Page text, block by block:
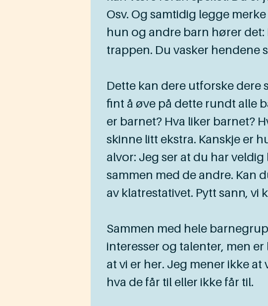
Osv. Og samtidig legge
hun og andre barn hører det:
trappen. Du vasker hendene
Dette kan dere utforske
fint å øve på dette rundt alle
er barnet? Hva liker barnet?
skinne litt ekstra. Kanskje er
alvor: Jeg ser at du har
sammen med de andre. Kan
av klatrestativet. Pytt sann, vi
Sammen med hele
interesser og talenter, men
at vi er her. Jeg mener ikke
hva de får til eller ikke får til.